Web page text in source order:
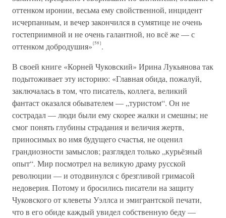
оттенком иронии, весьма ему свойственной, инцидент
исчерпанным, и вечер закончился в сумятице не очень
гостеприимной и не очень галантной, но всё же — с
оттенком добродушия»{58}.
В своей книге «Корней Чуковский» Ирина Лукьянова так
подытоживает эту историю: «Главная обида, пожалуй,
заключалась в том, что писатель, коллега, великий
фантаст оказался обывателем — „туристом“. Он не
сострадал — люди были ему скорее жалки и смешны; не
смог понять глубины страдания и величия жертв,
приносимых во имя будущего счастья, не оценил
грандиозности замыслов; разглядел только „курьёзный
опыт“. Мир посмотрел на великую драму русской
революции — и отодвинулся с брезгливой гримасой
недоверия. Потому и бросились писатели на защиту
Чуковского от клеветы Уэллса и эмигрантской печати,
что в его обиде каждый увидел собственную беду —